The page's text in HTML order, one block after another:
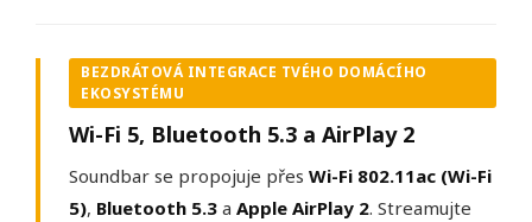
BEZDRÁTOVÁ INTEGRACE TVÉHO DOMÁCÍHO
EKOSYSTÉMU
Wi-Fi 5, Bluetooth 5.3 a AirPlay 2
Soundbar se propojuje přes Wi-Fi 802.11ac (Wi-Fi
5), Bluetooth 5.3 a Apple AirPlay 2. Streamujte